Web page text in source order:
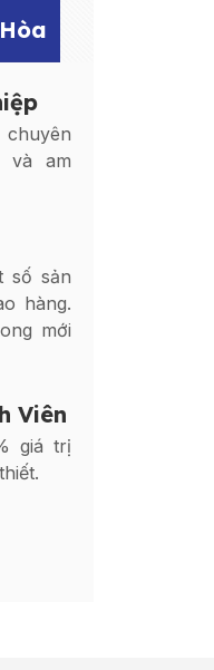
chuyên
và am
số sản
hàng.
mới
Viên
giá trị